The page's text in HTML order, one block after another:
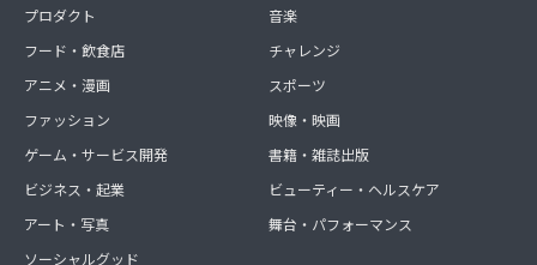
プロダクト
フード・飲食店
アニメ・漫画
ファッション
ゲーム・サービス開発
ビジネス・起業
アート・写真
ソーシャルグッド
音楽
チャレンジ
スポーツ
映像・映画
書籍・雑誌出版
ビューティー・ヘルスケア
舞台・パフォーマンス